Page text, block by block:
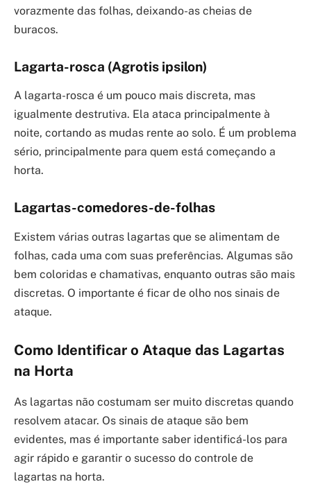
vorazmente das folhas, deixando-as cheias de
buracos.
Lagarta-rosca (Agrotis ipsilon)
A lagarta-rosca é um pouco mais discreta, mas
igualmente destrutiva. Ela ataca principalmente à
noite, cortando as mudas rente ao solo. É um problema
sério, principalmente para quem está começando a
horta.
Lagartas-comedores-de-folhas
Existem várias outras lagartas que se alimentam de
folhas, cada uma com suas preferências. Algumas são
bem coloridas e chamativas, enquanto outras são mais
discretas. O importante é ficar de olho nos sinais de
ataque.
Como Identificar o Ataque das Lagartas
na Horta
As lagartas não costumam ser muito discretas quando
resolvem atacar. Os sinais de ataque são bem
evidentes, mas é importante saber identificá-los para
agir rápido e garantir o sucesso do controle de
lagartas na horta.